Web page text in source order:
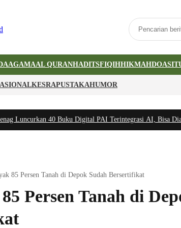
AGAMAAL QURANHADITSFIQIHHIKMAHDOA
KESRAPUSTAKAHUMOR
Luncurkan 40 Buku Digital PAI Terintegrasi AI, Bisa
85 Persen Tanah di Depok Sudah Bersertifikat
Persen Tanah di